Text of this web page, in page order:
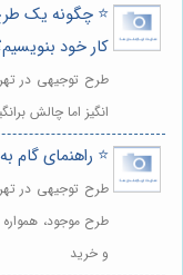
⭐️ چگونه یک
کار خود
طرح توجیهی در
انگیز اما چالش
⭐️ راهنمای گام
طرح توجیهی در
طرح موجود،
و خرید